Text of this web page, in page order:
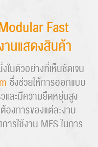
Fast
านแสดงสินค้า
นตัวอย่างที่เห็นชัดเจน
ซึ่งช่วยให้การออกแบบ
และมีความยืดหยุ่นสูง
องการของแต่ละงาน
ารใช้งาน MFS ในการ